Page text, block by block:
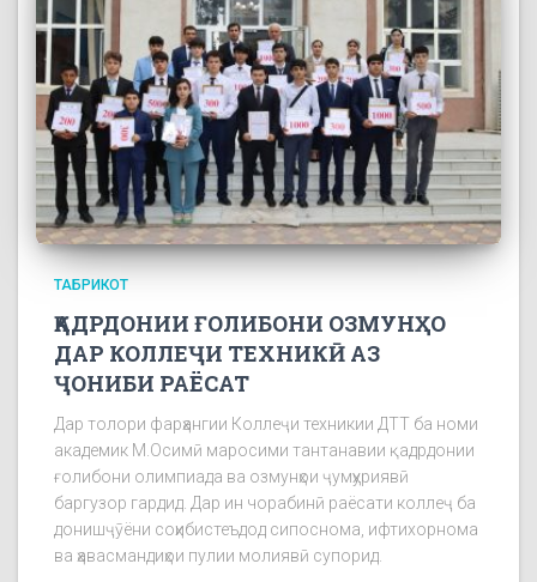
ТАБРИКОТ
ҚАДРДОНИИ ҒОЛИБОНИ ОЗМУНҲО
ДАР КОЛЛЕҶИ ТЕХНИКӢ АЗ
ҶОНИБИ РАЁСАТ
Дар толори фарҳангии Коллеҷи техникии ДТТ ба номи
академик М.Осимӣ маросими тантанавии қадрдонии
ғолибони олимпиада ва озмунҳои ҷумҳуриявӣ
баргузор гардид. Дар ин чорабинӣ раёсати коллеҷ ба
донишҷӯёни соҳибистеъдод сипоснома, ифтихорнома
ва ҳавасмандиҳои пулии молиявӣ супорид.